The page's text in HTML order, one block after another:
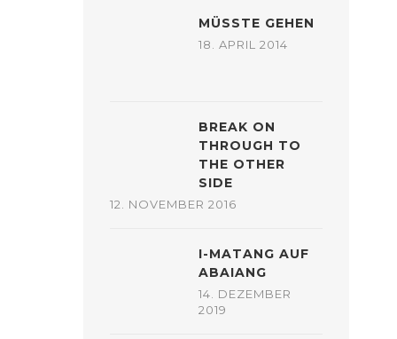
MÜSSTE GEHEN
18. APRIL 2014
BREAK ON
THROUGH TO
THE OTHER
SIDE
12. NOVEMBER 2016
I-MATANG AUF
ABAIANG
14. DEZEMBER
2019